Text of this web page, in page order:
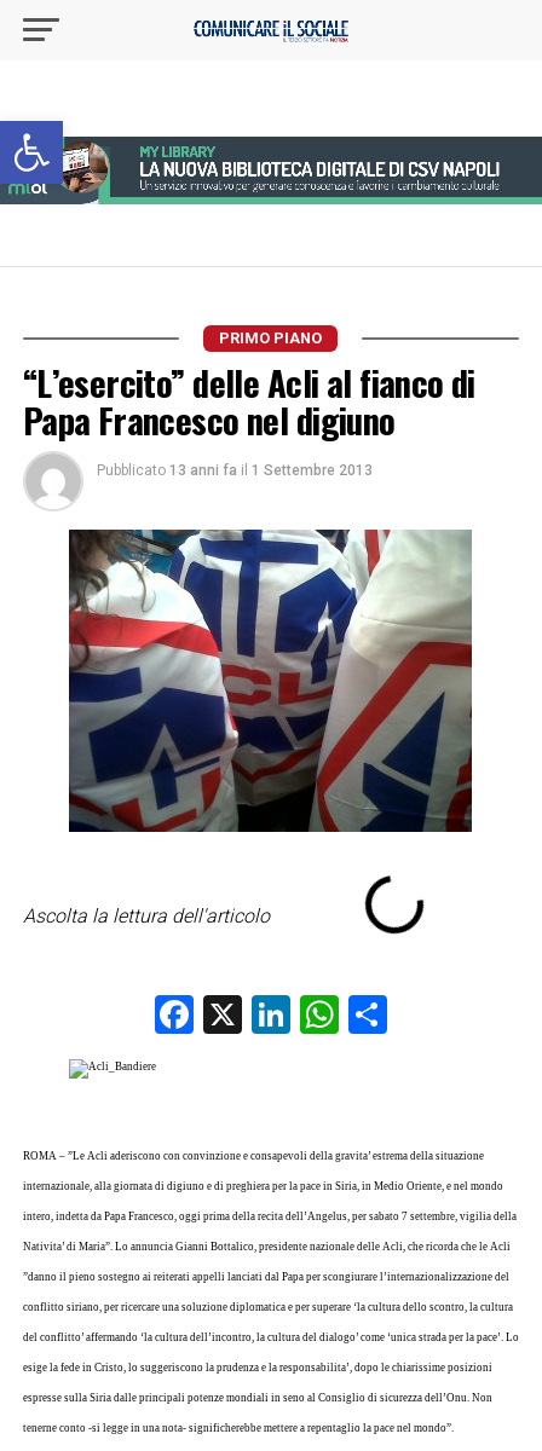
Apri la barra degli strumenti
PRIMO PIANO
“L’esercito” delle Acli al fianco di
Papa Francesco nel digiuno
Pubblicato 13 anni fa il 1 Settembre 2013
Ascolta la lettura dell'articolo
Facebook
X LinkedIn
WhatsApp
Condividi
ROMA – ”Le Acli aderiscono con convinzione e consapevoli della gravita’ estrema della situazione
internazionale, alla giornata di digiuno e di preghiera per la pace in Siria, in Medio Oriente, e nel mondo
intero, indetta da Papa Francesco, oggi prima della recita dell’Angelus, per sabato 7 settembre, vigilia della
Nativita’ di Maria”. Lo annuncia Gianni Bottalico, presidente nazionale delle Acli, che ricorda che le Acli
”danno il pieno sostegno ai reiterati appelli lanciati dal Papa per scongiurare l’internazionalizzazione del
conflitto siriano, per ricercare una soluzione diplomatica e per superare ‘la cultura dello scontro, la cultura
del conflitto’ affermando ‘la cultura dell’incontro, la cultura del dialogo’ come ‘unica strada per la pace’. Lo
esige la fede in Cristo, lo suggeriscono la prudenza e la responsabilita’, dopo le chiarissime posizioni
espresse sulla Siria dalle principali potenze mondiali in seno al Consiglio di sicurezza dell’Onu. Non
tenerne conto -si legge in una nota- significherebbe mettere a repentaglio la pace nel mondo”.